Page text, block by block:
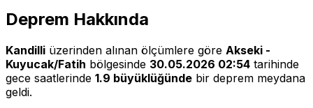
Deprem Hakkında
Kandilli üzerinden alınan ölçümlere göre Akseki -
Kuyucak/Fatih bölgesinde 30.05.2026 02:54 tarihinde
gece saatlerinde 1.9 büyüklüğünde bir deprem meydana
geldi.